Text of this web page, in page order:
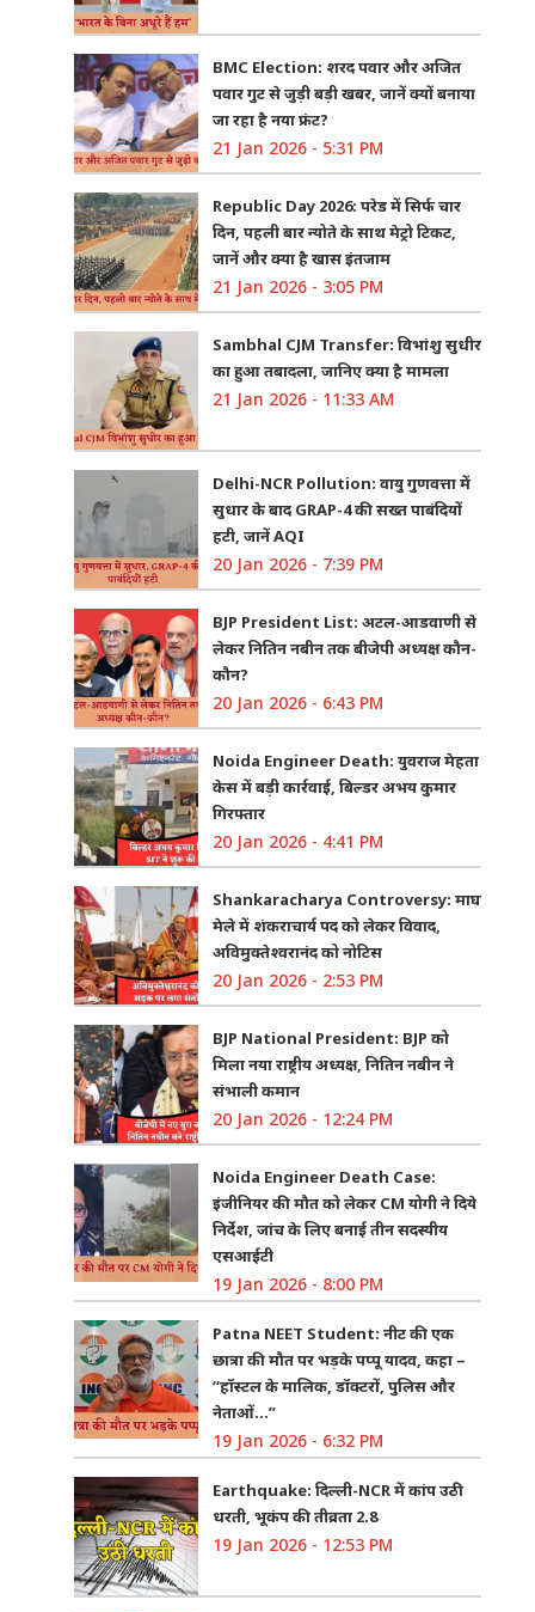
BMC Election: शरद पवार और अजित
पवार गुट से जुड़ी बड़ी खबर, जानें क्यों बनाया
जा रहा है नया फ्रंट?
21 Jan 2026 - 5:31 PM
Republic Day 2026: परेड में सिर्फ चार
दिन, पहली बार न्योते के साथ मेट्रो टिकट,
जानें और क्या है खास इंतजाम
21 Jan 2026 - 3:05 PM
Sambhal CJM Transfer: विभांशु सुधीर
का हुआ तबादला, जानिए क्या है मामला
21 Jan 2026 - 11:33 AM
Delhi-NCR Pollution: वायु गुणवत्ता में
सुधार के बाद GRAP-4 की सख्त पाबंदियों
हटी, जानें AQI
20 Jan 2026 - 7:39 PM
BJP President List: अटल-आडवाणी से
लेकर नितिन नबीन तक बीजेपी अध्यक्ष कौन-
कौन?
20 Jan 2026 - 6:43 PM
Noida Engineer Death: युवराज मेहता
केस में बड़ी कार्रवाई, बिल्डर अभय कुमार
गिरफ्तार
20 Jan 2026 - 4:41 PM
Shankaracharya Controversy: माघ
मेले में शंकराचार्य पद को लेकर विवाद,
अविमुक्तेश्वरानंद को नोटिस
20 Jan 2026 - 2:53 PM
BJP National President: BJP को
मिला नया राष्ट्रीय अध्यक्ष, नितिन नबीन ने
संभाली कमान
20 Jan 2026 - 12:24 PM
Noida Engineer Death Case:
इंजीनियर की मौत को लेकर CM योगी ने दिये
निर्देश, जांच के लिए बनाई तीन सदस्यीय
एसआईटी
19 Jan 2026 - 8:00 PM
Patna NEET Student: नीट की एक
छात्रा की मौत पर भड़के पप्पू यादव, कहा –
“हॉस्टल के मालिक, डॉक्टरों, पुलिस और
नेताओं…”
19 Jan 2026 - 6:32 PM
Earthquake: दिल्ली-NCR में कांप उठी
धरती, भूकंप की तीव्रता 2.8
19 Jan 2026 - 12:53 PM